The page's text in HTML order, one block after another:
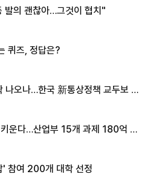
발의 괜찮아…그것이 협치"
퀴즈, 정답은?
나오나…한국 新통상정책 교두보 활
운다…산업부 15개 과제 180억 지
' 참여 200개 대학 선정